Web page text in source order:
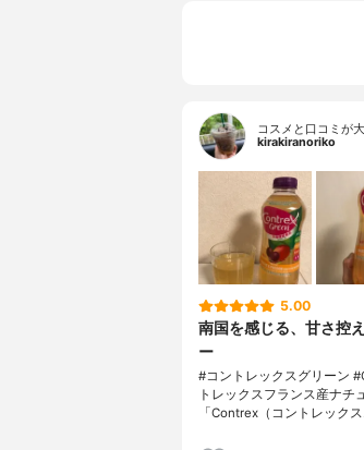
コスメと口コミが
kirakiranoriko
5.00
南国を感じる、甘さ控
ー
#コントレックスグリーン
トレックスフランス産ナチ
「Contrex（コントレック